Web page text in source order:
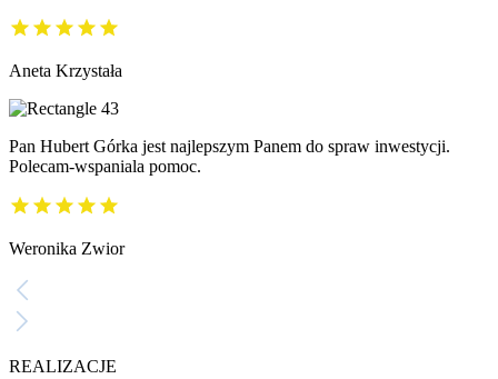
Aneta Krzystała
Pan Hubert Górka jest najlepszym Panem do spraw inwestycji.
Polecam-wspaniala pomoc.
Weronika Zwior
REALIZACJE